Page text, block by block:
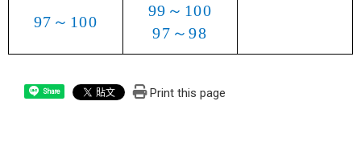
97 ～ 100
99 ～ 100
97 ～98
Share Print this page